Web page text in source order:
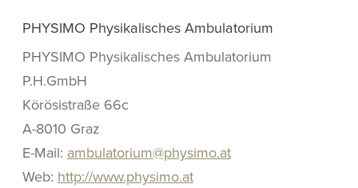
PHYSIMO Physikalisches Ambulatorium
PHYSIMO Physikalisches Ambulatorium
P.H.GmbH
Körösistraße 66c
A-8010 Graz
E-Mail: ambulatorium@physimo.at
Web: http://www.physimo.at